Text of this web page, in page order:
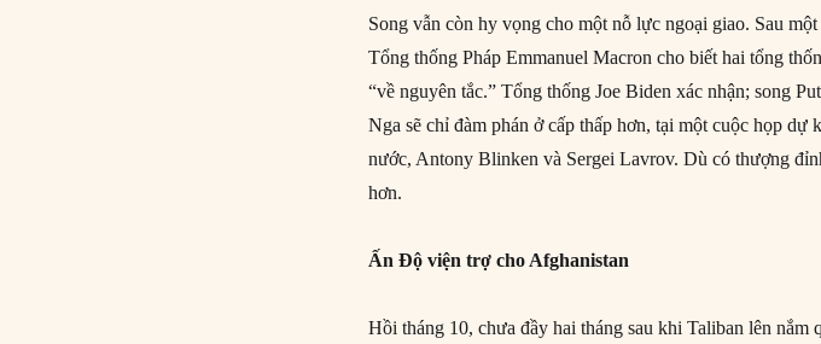
Song vẫn còn hy vọng cho một nỗ lực ngoại giao. Sau
Tổng thống Pháp Emmanuel Macron cho biết hai tổng
“về nguyên tắc.” Tổng thống Joe Biden xác nhận; song
Nga sẽ chỉ đàm phán ở cấp thấp hơn, tại một cuộc họp dự
nước, Antony Blinken và Sergei Lavrov. Dù có thượng
hơn.
Ấn Độ viện trợ cho Afghanistan
Hồi tháng 10, chưa đầy hai tháng sau khi Taliban lên nắm